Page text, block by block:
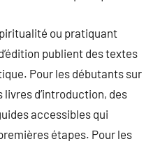
ou pratiquant
publient des textes
Pour les débutants sur
livres d’introduction, des
accessibles qui
étapes. Pour les